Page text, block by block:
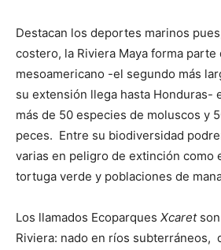
Destacan los deportes marinos
costero, la Riviera Maya forma
mesoamericano -el segundo más
su extensión llega hasta Honduras-
más de 50 especies de moluscos y
peces. Entre su biodiversidad
varias en peligro de extinción como
tortuga verde y poblaciones de
Los llamados Ecoparques Xcaretson
Riviera: nado en ríos subterráneos,